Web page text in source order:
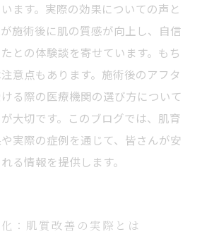
ます。実際の効果についての声と
施術後に肌の質感が向上し、自信
との体験談を寄せています。もち
意点もあります。施術後のアフタ
る際の医療機関の選び方について
大切です。このブログでは、肌育
実際の症例を通じて、皆さんが安
る情報を提供します。
：肌質改善の実際とは